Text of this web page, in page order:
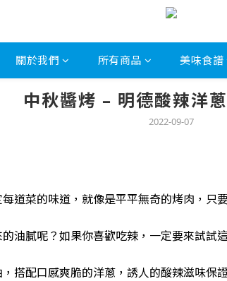
關於我們 所有商品 美味食譜
中秋醬烤 – 明德酸辣洋
2022-09-07
道菜的味道，就像是平平無奇的烤肉，只
油膩呢？如果你喜歡吃辣，一定要來試試
搭配口感爽脆的洋蔥，誘人的酸辣滋味保